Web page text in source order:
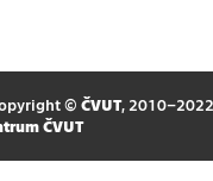
© ČVUT, 2010–2022
ČVUT